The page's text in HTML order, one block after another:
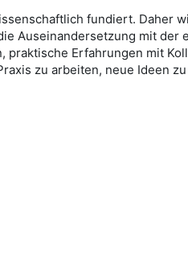
fundiert. Daher
Auseinandersetzung mit der
Erfahrungen mit
zu arbeiten, neue Ideen